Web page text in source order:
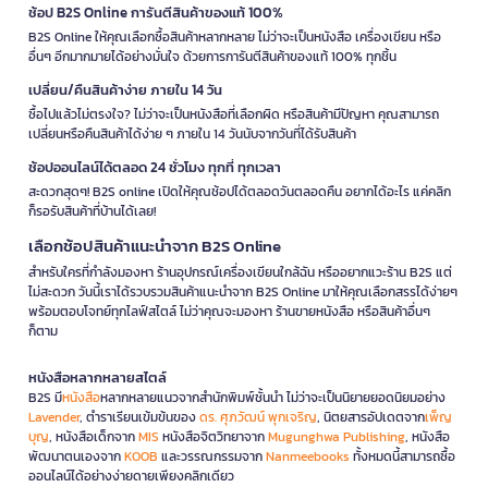
ช้อป B2S Online การันตีสินค้าของแท้ 100%
B2S Online ให้คุณเลือกซื้อสินค้าหลากหลาย ไม่ว่าจะเป็นหนังสือ เครื่องเขียน หรือ
อื่นๆ อีกมากมายได้อย่างมั่นใจ ด้วยการการันตีสินค้าของแท้ 100% ทุกชิ้น
เปลี่ยน/คืนสินค้าง่าย ภายใน 14 วัน
ซื้อไปแล้วไม่ตรงใจ? ไม่ว่าจะเป็นหนังสือที่เลือกผิด หรือสินค้ามีปัญหา คุณสามารถ
เปลี่ยนหรือคืนสินค้าได้ง่าย ๆ ภายใน 14 วันนับจากวันที่ได้รับสินค้า
ช้อปออนไลน์ได้ตลอด 24 ชั่วโมง ทุกที่ ทุกเวลา
สะดวกสุดๆ! B2S online เปิดให้คุณช้อปได้ตลอดวันตลอดคืน อยากได้อะไร แค่คลิก
ก็รอรับสินค้าที่บ้านได้เลย!
เลือกช้อปสินค้าแนะนำจาก B2S Online
สำหรับใครที่กำลังมองหา ร้านอุปกรณ์เครื่องเขียนใกล้ฉัน หรืออยากแวะร้าน B2S แต่
ไม่สะดวก วันนี้เราได้รวบรวมสินค้าแนะนำจาก B2S Online มาให้คุณเลือกสรรได้ง่ายๆ
พร้อมตอบโจทย์ทุกไลฟ์สไตล์ ไม่ว่าคุณจะมองหา ร้านขายหนังสือ หรือสินค้าอื่นๆ
ก็ตาม
หนังสือหลากหลายสไตล์
B2S มีหนังสือหลากหลายแนวจากสำนักพิมพ์ชั้นนำ ไม่ว่าจะเป็นนิยายยอดนิยมอย่าง
Lavender, ตำราเรียนเข้มข้นของดร. ศุภวัฒน์ พุกเจริญ, นิตยสารอัปเดตจากเพ็ญ
บุญ, หนังสือเด็กจากMIS หนังสือจิตวิทยาจากMugunghwa Publishing, หนังสือ
พัฒนาตนเองจากKOOB และวรรณกรรมจากNanmeebooks ทั้งหมดนี้สามารถซื้อ
ออนไลน์ได้อย่างง่ายดายเพียงคลิกเดียว